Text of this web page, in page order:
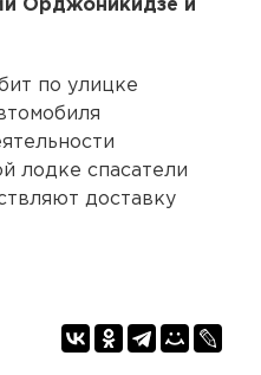
Орджоникидзе и
по улицке
лодке спасатели
доставку